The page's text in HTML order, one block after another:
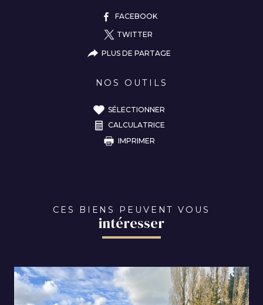
FACEBOOK
TWITTER
PLUS DE PARTAGE
NOS OUTILS
SÉLECTIONNER
CALCULATRICE
IMPRIMER
CES BIENS PEUVENT VOUS
intéresser